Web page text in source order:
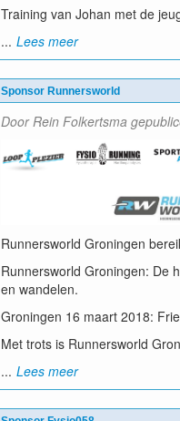
Training van Johan met de
... Lees meer
Sponsor Runnersworld
Door Rein Folkertsma
Runnersworld Groningen
Runnersworld Groningen: De
en wandelen.
Groningen 16 maart 2018:
Met trots is Runnersworld
... Lees meer